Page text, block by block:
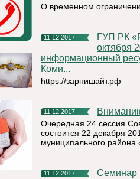
О временном
11.12.2017
ГУП РК «РП «Бизнес - Инкубатор» информирует, что с
октября
информационный
Коми...
https://зарнишайт.рф
11.12.2017
Очередная 24 сессия
состоится 22 декабря
муниципального района
11.12.2017
Семинар в с. Серегово Княжпогосткий район Республика